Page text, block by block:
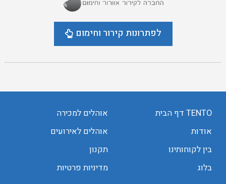
לפתרונות קירור וחימום
TENTO דף הבית
אודות
בין לקוחותינו
בלוג
אוהלים למכירה
אוהלים לאירועים
תקנון
מדיניות פרטיות